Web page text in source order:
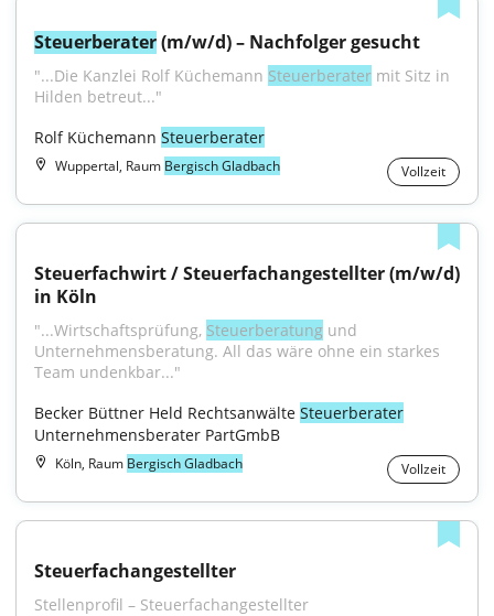
Steuerberater (m/w/d) – Nachfolger gesucht
"...Die Kanzlei Rolf Küchemann Steuerberater mit Sitz in
Hilden betreut..."
Rolf Küchemann Steuerberater
Wuppertal, Raum Bergisch Gladbach Vollzeit
Steuerfachwirt / Steuerfachangestellter (m/w/d)
in Köln
"...Wirtschaftsprüfung, Steuerberatung und
Unternehmensberatung. All das wäre ohne ein starkes
Team undenkbar..."
Becker Büttner Held Rechtsanwälte Steuerberater
Unternehmensberater PartGmbB
Köln, Raum Bergisch Gladbach Vollzeit
Steuerfachangestellter
Stellenprofil – Steuerfachangestellter